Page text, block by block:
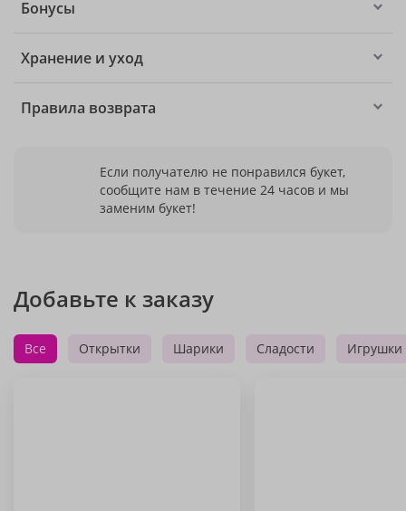
Бонусы
Хранение и уход
Правила возврата
Если получателю не понравился букет,
сообщите нам в течение 24 часов и мы
заменим букет!
Добавьте к заказу
Все Открытки Шарики Сладости Игрушки